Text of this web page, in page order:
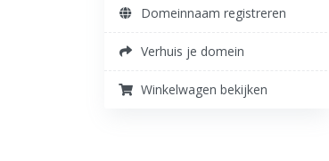
Domeinnaam registreren
Verhuis je domein
Winkelwagen bekijken